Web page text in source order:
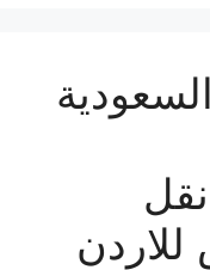
نقل